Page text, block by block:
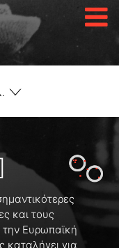
και τους
Ευρωπαϊκή
για